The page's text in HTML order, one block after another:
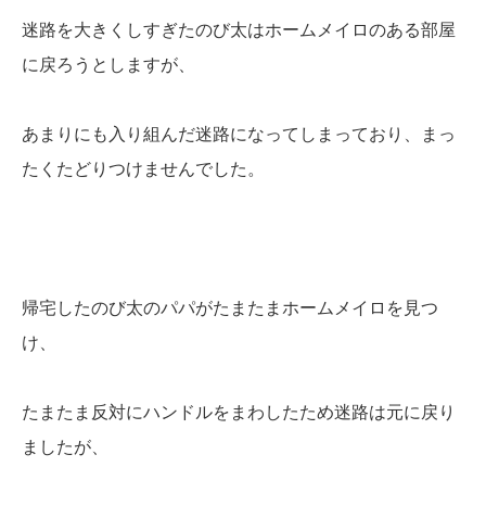
迷路を大きくしすぎたのび太はホームメイロのある部屋
に戻ろうとしますが、
あまりにも入り組んだ迷路になってしまっており、まっ
たくたどりつけませんでした。
帰宅したのび太のパパがたまたまホームメイロを見つ
け、
たまたま反対にハンドルをまわしたため迷路は元に戻り
ましたが、